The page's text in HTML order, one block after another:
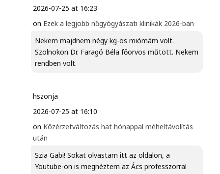
2026-07-25 at 16:23
on Ezek a legjobb nőgyógyászati klinikák 2026-ban
Nekem majdnem négy kg-os miómám volt.
Szolnokon Dr. Faragó Béla főorvos műtött. Nekem
rendben volt.
hszonja
2026-07-25 at 16:10
on Közérzetváltozás hat hónappal méheltávolítás
után
Szia Gabi! Sokat olvastam itt az oldalon, a
Youtube-on is megnéztem az Ács professzorral